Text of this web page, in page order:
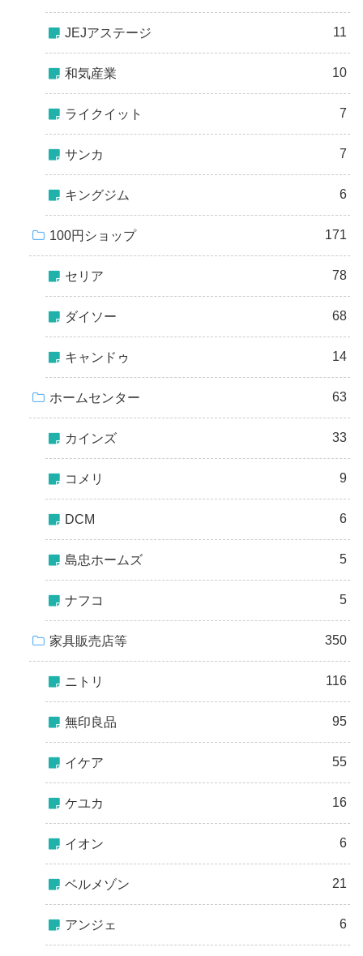
JEJアステージ 11
和気産業 10
ライクイット 7
サンカ 7
キングジム 6
100円ショップ 171
セリア 78
ダイソー 68
キャンドゥ 14
ホームセンター 63
カインズ 33
コメリ 9
DCM 6
島忠ホームズ 5
ナフコ 5
家具販売店等 350
ニトリ 116
無印良品 95
イケア 55
ケユカ 16
イオン 6
ベルメゾン 21
アンジェ 6